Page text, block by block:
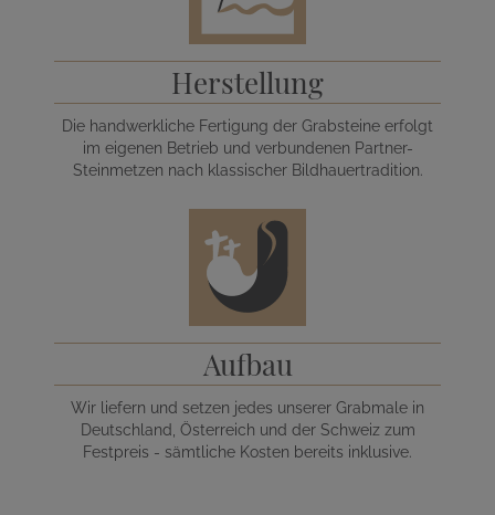
Herstellung
Die handwerkliche Fertigung der Grabsteine erfolgt
im eigenen Betrieb und verbundenen Partner-
Steinmetzen nach klassischer Bildhauertradition.
Aufbau
Wir liefern und setzen jedes unserer Grabmale in
Deutschland, Österreich und der Schweiz zum
Festpreis - sämtliche Kosten bereits inklusive.